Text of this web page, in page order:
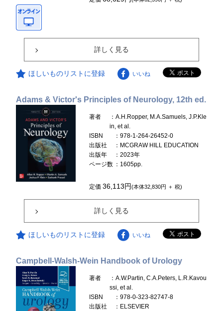
詳しく見る
ほしいものリストに登録 いいね
Adams & Victor's Principles of Neurology, 12th ed.
著者
：A.H.Ropper, M.A.Samuels, J.P.Kle
in, et al.
ISBN
：978-1-264-26452-0
出版社
：MCGRAW HILL EDUCATION
出版年
：2023年
ページ数 ：1605pp.
定価36,113円(本体32,830円 ＋ 税)
詳しく見る
ほしいものリストに登録 いいね
Campbell-Walsh-Wein Handbook of Urology
著者
：A.W.Partin, C.A.Peters, L.R.Kavou
ssi, et al.
ISBN
：978-0-323-82747-8
出版社
：ELSEVIER